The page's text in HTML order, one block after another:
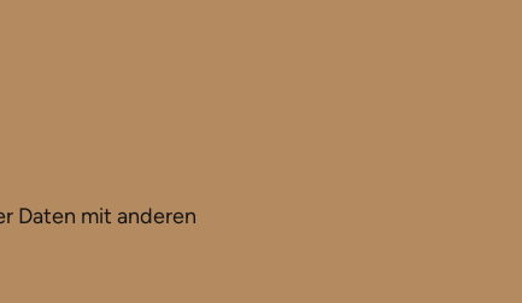
Daten mit anderen